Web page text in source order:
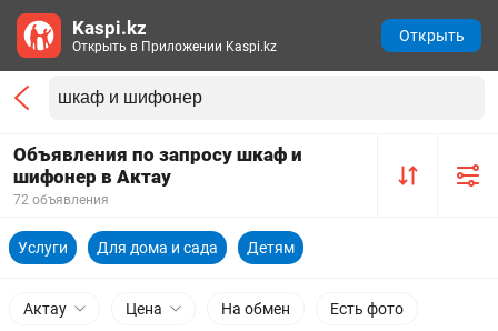
Объявления по запросу шкаф и
шифонер в Актау
72 объявления
Услуги Для дома и сада Детям
Актау Цена На обмен Есть фото
Kaspi.kz
Открыть в Приложении Kaspi.kz
Открыть